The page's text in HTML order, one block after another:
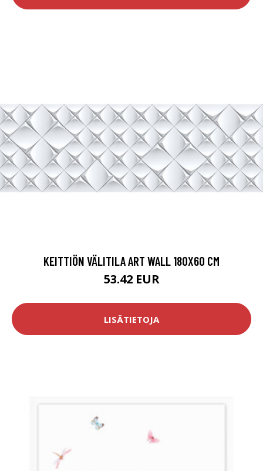
KEITTIÖN VÄLITILA ART WALL 180X60 CM
53.42 EUR
LISÄTIETOJA